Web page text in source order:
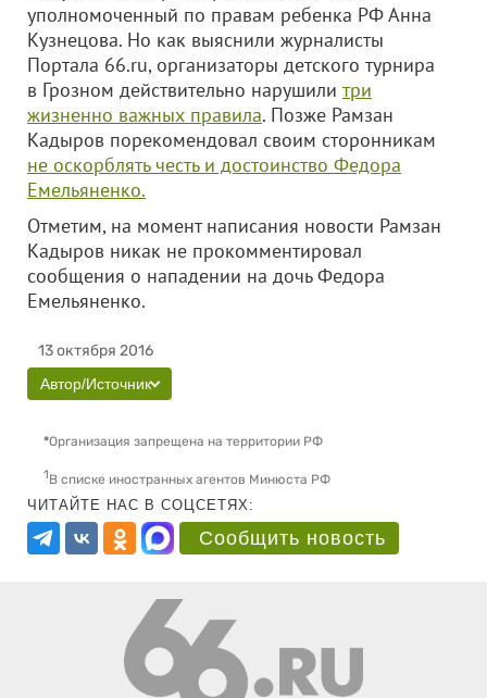
уполномоченный по правам ребенка РФ Анна
Кузнецова. Но как выяснили журналисты
Портала 66.ru, организаторы детского турнира
в Грозном действительно нарушили три
жизненно важных правила. Позже Рамзан
Кадыров порекомендовал своим сторонникам
не оскорблять честь и достоинство Федора
Емельяненко.
Отметим, на момент написания новости Рамзан
Кадыров никак не прокомментировал
сообщения о нападении на дочь Федора
Емельяненко.
13 октября 2016
Автор/Источник
*Организация запрещена на территории РФ
1В списке иностранных агентов Минюста РФ
ЧИТАЙТЕ НАС В СОЦСЕТЯХ:
Сообщить новость